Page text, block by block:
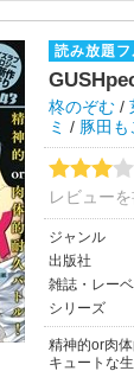
読み放題
柊のぞむ /
ミ / 豚田も
レビューを
ジャンル
出版社
雑誌・レー
シリーズ
精神的or肉
キュートな